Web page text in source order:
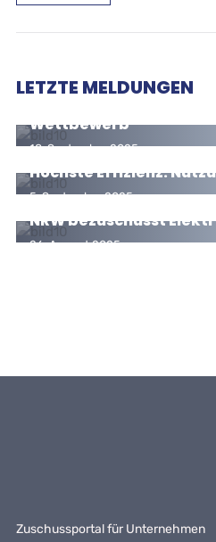
LETZTE MELDUNGEN
18. September 2025
Wettbewerb
5. September 2025
Höchste Effizienz:
26. August 2025
NRW bezuschusst
Zuschussportal für Unternehmen